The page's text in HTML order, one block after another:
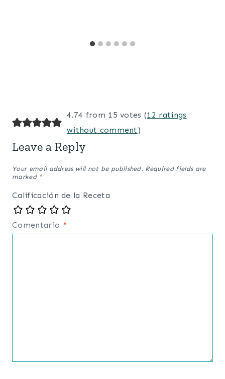
4.74 from 15 votes (12 ratings
without comment)
Leave a Reply
Your email address will not be published. Required fields are
marked *
Calificación de la Receta
Comentario *